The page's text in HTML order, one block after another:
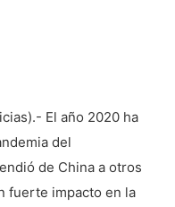
El año 2020 ha
del
de China a otros
fuerte impacto en la